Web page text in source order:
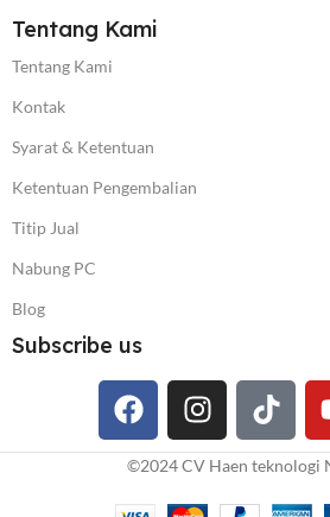
Tentang Kami
Tentang Kami
Kontak
Syarat & Ketentuan
Ketentuan Pengembalian
Titip Jual
Nabung PC
Blog
Subscribe us
©️2024 CV Haen teknologi